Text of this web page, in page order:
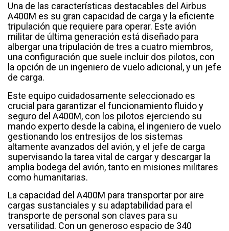
Una de las características destacables del Airbus
A400M es su gran capacidad de carga y la eficiente
tripulación que requiere para operar. Este avión
militar de última generación está diseñado para
albergar una tripulación de tres a cuatro miembros,
una configuración que suele incluir dos pilotos, con
la opción de un ingeniero de vuelo adicional, y un jefe
de carga.
Este equipo cuidadosamente seleccionado es
crucial para garantizar el funcionamiento fluido y
seguro del A400M, con los pilotos ejerciendo su
mando experto desde la cabina, el ingeniero de vuelo
gestionando los entresijos de los sistemas
altamente avanzados del avión, y el jefe de carga
supervisando la tarea vital de cargar y descargar la
amplia bodega del avión, tanto en misiones militares
como humanitarias.
La capacidad del A400M para transportar por aire
cargas sustanciales y su adaptabilidad para el
transporte de personal son claves para su
versatilidad. Con un generoso espacio de 340